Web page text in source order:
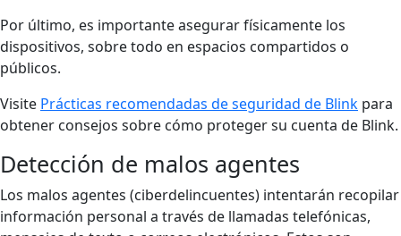
Por último, es importante asegurar físicamente los
dispositivos, sobre todo en espacios compartidos o
públicos.
Visite Prácticas recomendadas de seguridad de Blink para
obtener consejos sobre cómo proteger su cuenta de Blink.
Detección de malos agentes
Los malos agentes (ciberdelincuentes) intentarán recopilar
información personal a través de llamadas telefónicas,